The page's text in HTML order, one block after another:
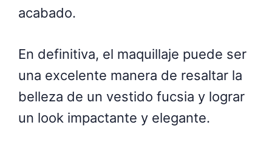
acabado.
En definitiva, el maquillaje puede ser
una excelente manera de resaltar la
belleza de un vestido fucsia y lograr
un look impactante y elegante.